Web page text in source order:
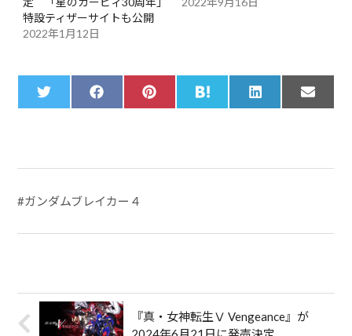
特設ティザーサイトも公開
2022年1月12日
Share
on
w
r
Share
on
F
a
o
Share
on
P
i
e
Share
on
H
a
Share
on
L
i
I
Share
on
E
m
#ガンダムブレイカー４
『真・女神転生Ⅴ Vengeance』が